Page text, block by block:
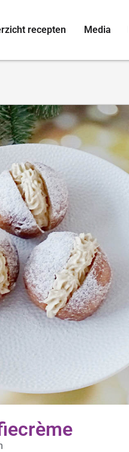
recepten Media